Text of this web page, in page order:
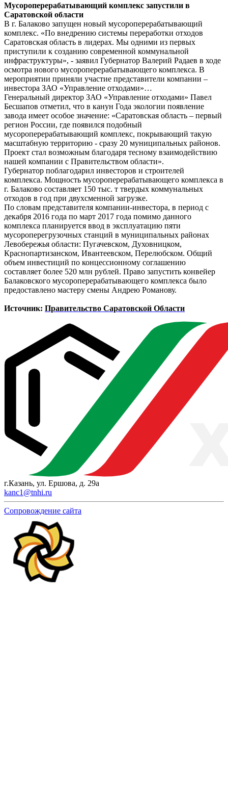
Мусороперерабатывающий комплекс запустили в
Саратовской области
В г. Балаково запущен новый мусороперерабатывающий
комплекс. «По внедрению системы переработки отходов
Саратовская область в лидерах. Мы одними из первых
приступили к созданию современной коммунальной
инфраструктуры», - заявил Губернатор Валерий Радаев в ходе
осмотра нового мусороперерабатывающего комплекса. В
мероприятии приняли участие представители компании –
инвестора ЗАО «Управление отходами»…
Генеральный директор ЗАО «Управление отходами» Павел
Бесшапов отметил, что в канун Года экологии появление
завода имеет особое значение: «Саратовская область – первый
регион России, где появился подобный
мусороперерабатывающий комплекс, покрывающий такую
масштабную территорию - сразу 20 муниципальных районов.
Проект стал возможным благодаря тесному взаимодействию
нашей компании с Правительством области».
Губернатор поблагодарил инвесторов и строителей
комплекса. Мощность мусороперерабатывающего комплекса в
г. Балаково составляет 150 тыс. т твердых коммунальных
отходов в год при двухсменной загрузке.
По словам представителя компании-инвестора, в период с
декабря 2016 года по март 2017 года помимо данного
комплекса планируется ввод в эксплуатацию пяти
мусороперегрузочных станций в муниципальных районах
Левобережья области: Пугачевском, Духовницком,
Краснопартизанском, Ивантеевском, Перелюбском. Общий
объем инвестиций по концессионному соглашению
составляет более 520 млн рублей. Право запустить конвейер
Балаковского мусороперерабатывающего комплекса было
предоставлено мастеру смены Андрею Романову.
Источник: Правительство Саратовской Области
г.Казань, ул. Ершова, д. 29а
kanc1@tnhi.ru
Сопровождение сайта